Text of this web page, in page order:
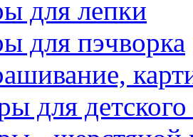
для лепки
для пэчворка
для